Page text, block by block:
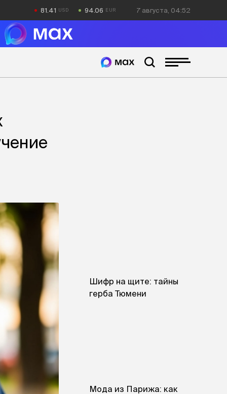
81.41 94.06 7 августа, 04:52
Шифр на щите: тайны
герба Тюмени
Мода из Парижа: как